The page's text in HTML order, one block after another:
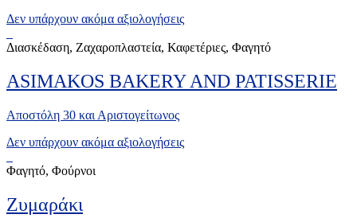
Δεν υπάρχουν ακόμα αξιολογήσεις
Διασκέδαση, Ζαχαροπλαστεία, Καφετέριες, Φαγητό
ASIMAKOS BAKERY AND PATISSERIE
Αποστόλη 30 και Αριστογείτωνος
Δεν υπάρχουν ακόμα αξιολογήσεις
Φαγητό, Φούρνοι
Ζυμαράκι